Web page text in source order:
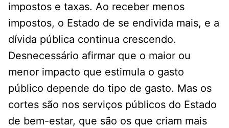
impostos e taxas. Ao receber menos
impostos, o Estado de se endivida mais, e a
dívida pública continua crescendo.
Desnecessário afirmar que o maior ou
menor impacto que estimula o gasto
público depende do tipo de gasto. Mas os
cortes são nos serviços públicos do Estado
de bem-estar, que são os que criam mais